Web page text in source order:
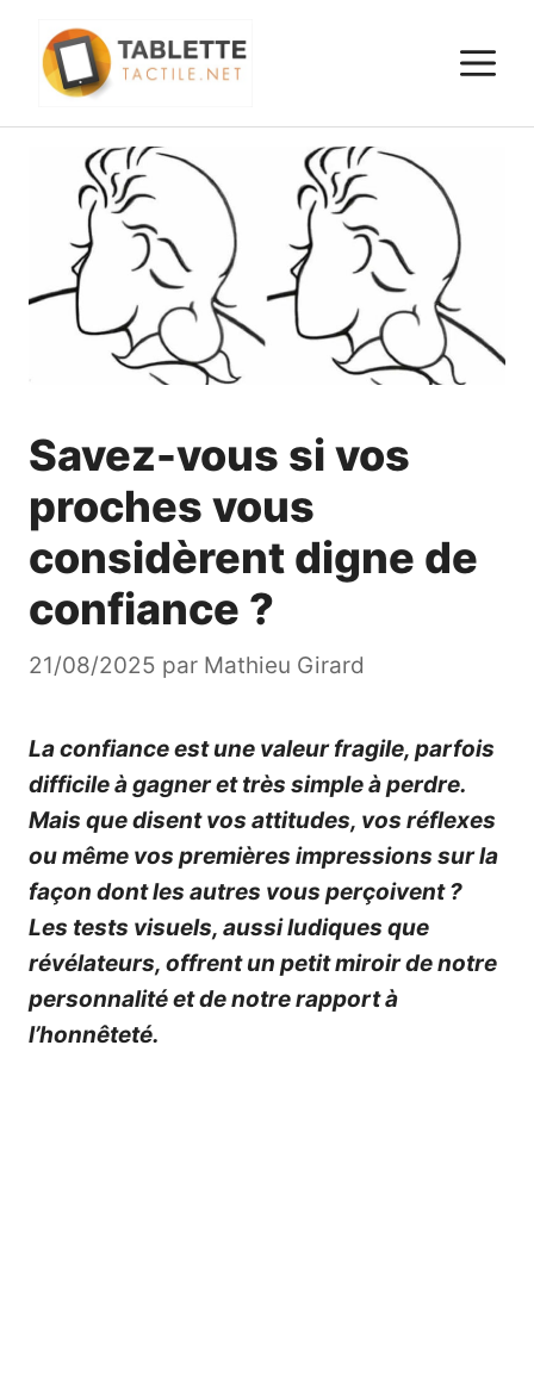
contenu
Savez-vous si vos
proches vous
considèrent digne de
confiance ?
21/08/2025 par Mathieu Girard
La confiance est une valeur fragile, parfois
difficile à gagner et très simple à perdre.
Mais que disent vos attitudes, vos réflexes
ou même vos premières impressions sur la
façon dont les autres vous perçoivent ?
Les tests visuels, aussi ludiques que
révélateurs, offrent un petit miroir de notre
personnalité et de notre rapport à
l’honnêteté.